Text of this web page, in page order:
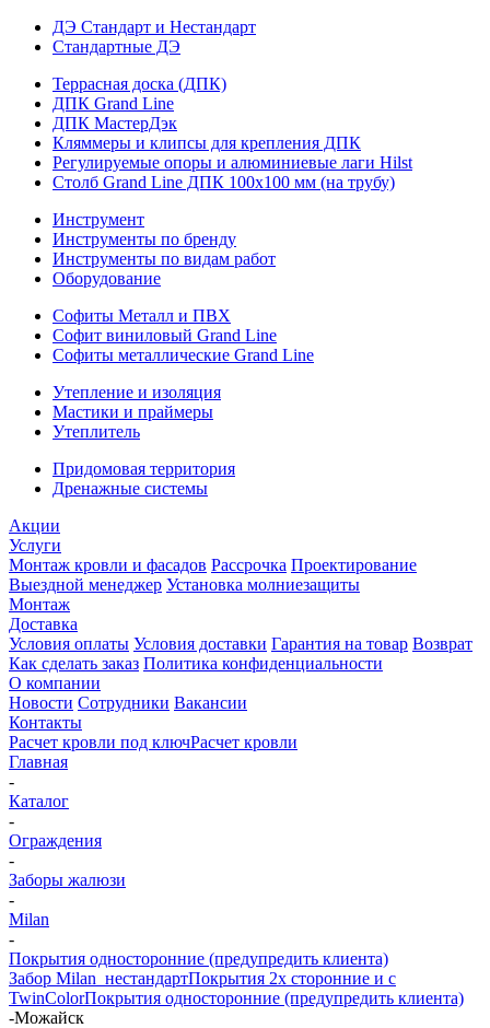
ДЭ Стандарт и Нестандарт
Стандартные ДЭ
Террасная доска (ДПК)
ДПК Grand Line
ДПК МастерДэк
Кляммеры и клипсы для крепления ДПК
Регулируемые опоры и алюминиевые лаги Hilst
Столб Grand Line ДПК 100х100 мм (на трубу)
Инструмент
Инструменты по бренду
Инструменты по видам работ
Оборудование
Софиты Металл и ПВХ
Софит виниловый Grand Line
Софиты металлические Grand Line
Утепление и изоляция
Мастики и праймеры
Утеплитель
Придомовая территория
Дренажные системы
Акции
Услуги
Монтаж кровли и фасадов Рассрочка Проектирование
Выездной менеджер Установка молниезащиты
Монтаж
Доставка
Условия оплаты Условия доставки Гарантия на товар Возврат
Как сделать заказ Политика конфиденциальности
О компании
Новости Сотрудники Вакансии
Контакты
Расчет кровли под ключРасчет кровли
Главная
-
Каталог
-
Ограждения
-
Заборы жалюзи
-
Milan
-
Покрытия односторонние (предупредить клиента)
Забор Milan_нестандартПокрытия 2х сторонние и с
TwinColorПокрытия односторонние (предупредить клиента)
-Можайск